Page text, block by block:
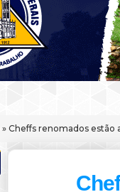
» Cheffs renomados estão